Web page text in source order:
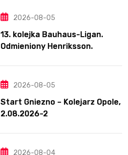
2026-08-05
13. kolejka Bauhaus-Ligan.
Odmieniony Henriksson.
2026-08-05
Start Gniezno – Kolejarz Opole,
2.08.2026-2
2026-08-04